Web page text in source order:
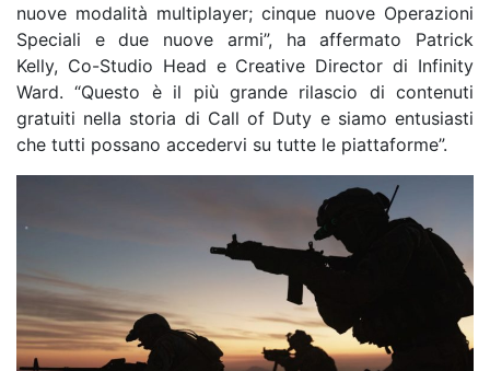
nuove modalità multiplayer; cinque nuove Operazioni
Speciali e due nuove armi”, ha affermato Patrick
Kelly, Co-Studio Head e Creative Director di Infinity
Ward. “Questo è il più grande rilascio di contenuti
gratuiti nella storia di Call of Duty e siamo entusiasti
che tutti possano accedervi su tutte le piattaforme”.